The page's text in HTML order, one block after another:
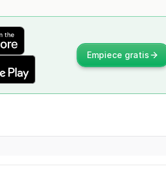
Empiece gratis